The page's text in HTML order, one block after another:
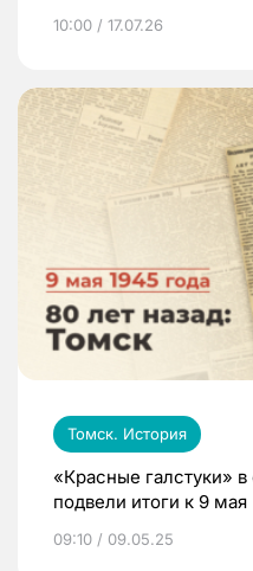
10:00 / 17.07.26
Томск. История
«Красные галстуки»
подвели итоги к 9 мая
09:10 / 09.05.25